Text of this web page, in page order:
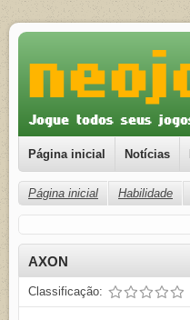
Página inicial Notícias
Página inicial Habilidade
AXON
Classificação: